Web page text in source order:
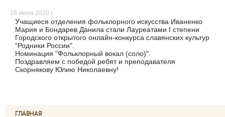
18 июня 2020 г.
Учащиеся отделения фольклорного искусства Иваненко
Мария и Бондарев Данила стали Лауреатами I степени
Городского открытого онлайн-конкурса славянских культур
"Родники России".
Номинация "Фольклорный вокал (соло)".
Поздравляем с победой ребят и преподавателя
Скорнякову Юлию Николаевну!
ГЛАВНАЯ